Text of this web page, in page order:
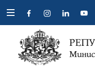
Open
navigation